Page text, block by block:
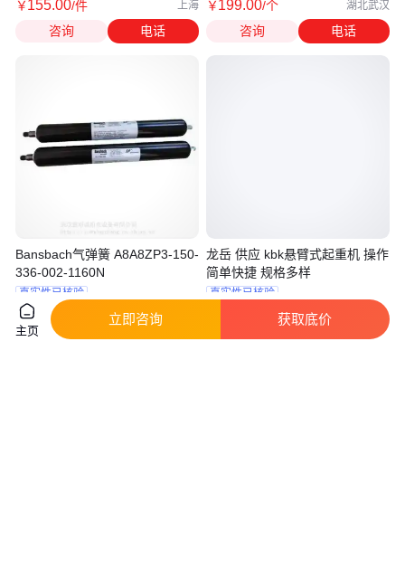
￥155.00/件 上海
咨询 电话
Bansbach气弹簧 A8A8ZP3-150-
336-002-1160N
真实性已核验
￥500.00 湖北武汉
咨询 电话
￥199.00/个 湖北武汉
咨询 电话
龙岳 供应 kbk悬臂式起重机 操作
简单快捷 规格多样
真实性已核验
/台 山东泰安
咨询 电话
主页
立即咨询 获取底价